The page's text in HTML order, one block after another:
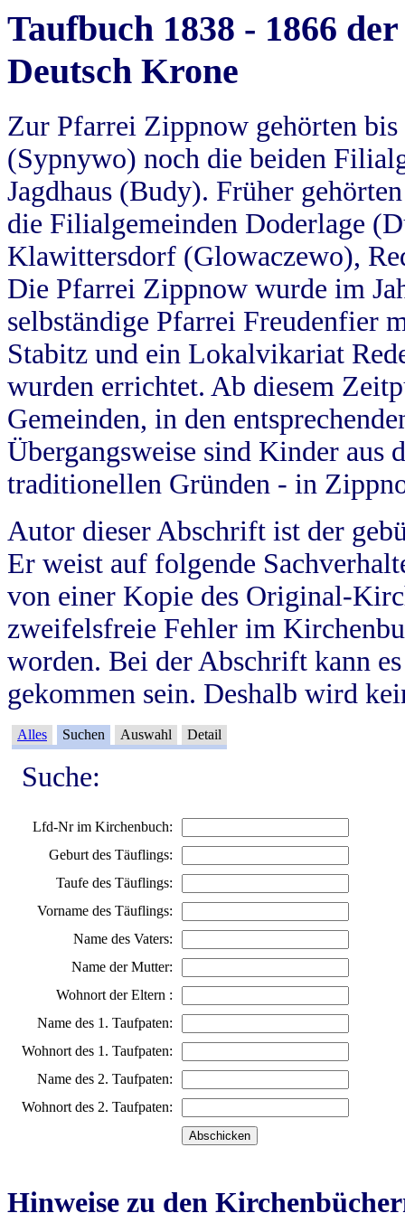
Taufbuch 1838 - 1866
Deutsch Krone
Zur Pfarrei Zippnow gehörten
(Sypnywo) noch die beiden
Jagdhaus (Budy). Früher
die Filialgemeinden Doderlage
Klawittersdorf (Glowaczewo),
Die Pfarrei Zippnow wurde im
selbständige Pfarrei Freudenfier
Stabitz und ein Lokalvikariat
wurden errichtet. Ab diesem
Gemeinden, in den
Übergangsweise sind Kinder aus
traditionellen Gründen - in
Autor dieser Abschrift ist der
Er weist auf folgende
von einer Kopie des Original-
zweifelsfreie Fehler im
worden. Bei der Abschrift kann
gekommen sein. Deshalb wird
Alles Suchen Auswahl Detail
Suche:
Lfd-Nr im Kirchenbuch:
Geburt des Täuflings:
Taufe des Täuflings:
Vorname des Täuflings:
Name des Vaters:
Name der Mutter:
Wohnort der Eltern :
Name des 1. Taufpaten:
Wohnort des 1. Taufpaten:
Name des 2. Taufpaten:
Wohnort des 2. Taufpaten:
Hinweise zu den